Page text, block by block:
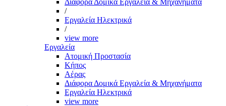
Διάφορα Δομικά Εργαλεία & Μηχανήματα
/
Εργαλεία Ηλεκτρικά
/
view more
Εργαλεία
Aτομική Προστασία
Kήπος
Αέρας
Διάφορα Δομικά Εργαλεία & Μηχανήματα
Εργαλεία Ηλεκτρικά
view more